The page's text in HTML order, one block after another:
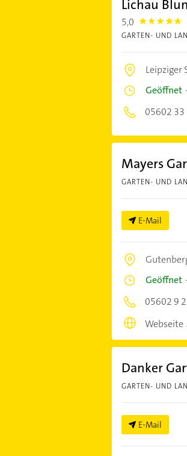
Lichau
5,0 5.0
GARTEN- UND
Leipziger
Geöffnet
05602 33
Mayers
GARTEN- UND
E-Mail
Geöffnet
05602 9
Webseite
Danker
GARTEN- UND
E-Mail